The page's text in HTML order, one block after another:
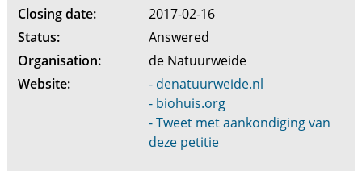
Closing date:
2017-02-16
Status:
Answered
Organisation:
de Natuurweide
Website:
- denatuurweide.nl
- biohuis.org
- Tweet met aankondiging van
deze petitie